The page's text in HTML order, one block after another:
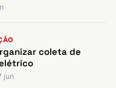
coleta de
jun